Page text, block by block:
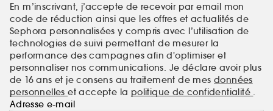
En m’inscrivant, j’accepte de recevoir par email mon
code de réduction ainsi que les offres et actualités de
Sephora personnalisées y compris avec l’utilisation de
technologies de suivi permettant de mesurer la
performance des campagnes afin d'optimiser et
personnaliser nos communications. Je déclare avoir plus
de 16 ans et je consens au traitement de mes données
personnelleset accepte la politique de confidentialité .
Adresse e-mail